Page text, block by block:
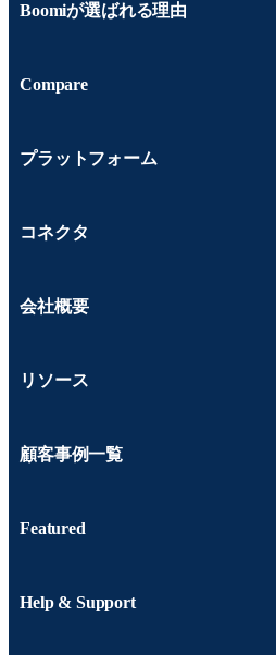
Boomiが選ばれる理由
Compare
プラットフォーム
コネクタ
会社概要
リソース
顧客事例一覧
Featured
Help & Support